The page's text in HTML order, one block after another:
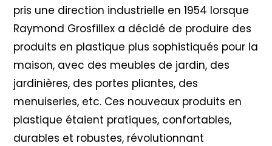
pris une direction industrielle en 1954 lorsque
Raymond Grosfillex a décidé de produire des
produits en plastique plus sophistiqués pour la
maison, avec des meubles de jardin, des
jardinières, des portes pliantes, des
menuiseries, etc. Ces nouveaux produits en
plastique étaient pratiques, confortables,
durables et robustes, révolutionnant